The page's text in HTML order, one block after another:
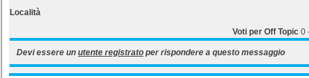
Località
Voti per Off Topic 0
Devi essere un utente registrato per rispondere a questo messaggio